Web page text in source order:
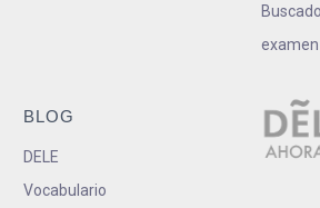
examen
BLOG
DELE
Vocabulario